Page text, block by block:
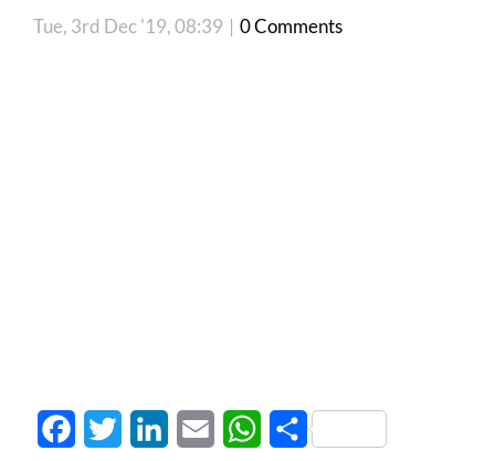
Tue, 3rd Dec '19, 08:39 | 0 Comments
FacebookTwitter LinkedInEmail WhatsApp
Share